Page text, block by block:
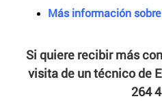
Más información
Si quiere recibir más
visita de un técnico de
264